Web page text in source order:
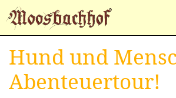
Jetzt
Hund und
Abenteuertour!